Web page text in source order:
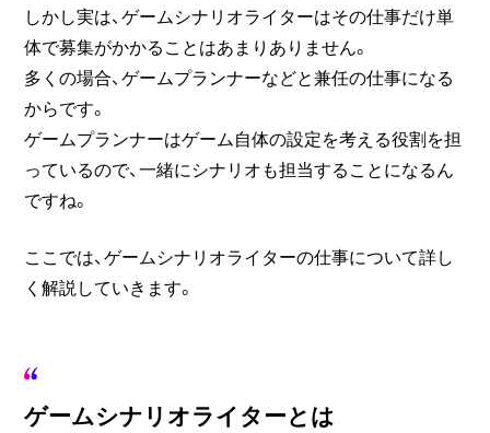
しかし実は、ゲームシナリオライターはその仕事だけ単
体で募集がかかることはあまりありません。
多くの場合、ゲームプランナーなどと兼任の仕事になる
からです。
ゲームプランナーはゲーム自体の設定を考える役割を担
っているので、一緒にシナリオも担当することになるん
ですね。
ここでは、ゲームシナリオライターの仕事について詳し
く解説していきます。
ゲームシナリオライターとは